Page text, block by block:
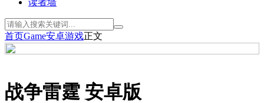
读者墙
首页Game安卓游戏正文
战争雷霆 安卓版